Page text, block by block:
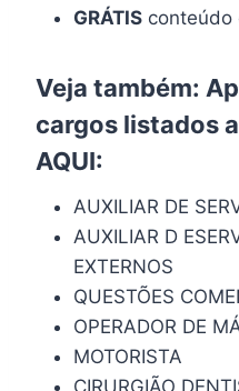
GRÁTIS conteúdo
Veja também:
cargos listados
AQUI:
AUXILIAR DE
AUXILIAR D
EXTERNOS
QUESTÕES
OPERADOR DE
MOTORISTA
CIRURGIÃO